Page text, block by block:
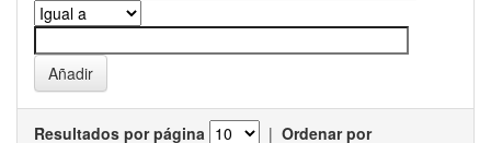
Resultados por página | Ordenar por